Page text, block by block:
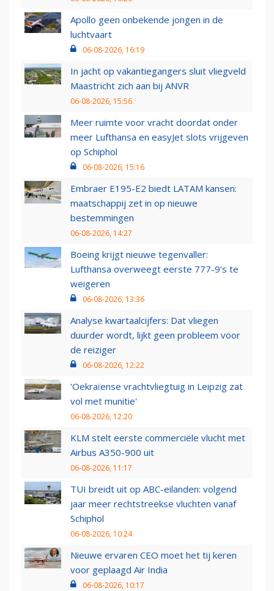
Apollo geen onbekende jongen in de
luchtvaart
06-08-2026, 16:19
In jacht op vakantiegangers sluit vliegveld
Maastricht zich aan bij ANVR
06-08-2026, 15:56
Meer ruimte voor vracht doordat onder
meer Lufthansa en easyJet slots vrijgeven
op Schiphol
06-08-2026, 15:16
Embraer E195-E2 biedt LATAM kansen:
maatschappij zet in op nieuwe
bestemmingen
06-08-2026, 14:27
Boeing krijgt nieuwe tegenvaller:
Lufthansa overweegt eerste 777-9’s te
weigeren
06-08-2026, 13:36
Analyse kwartaalcijfers: Dat vliegen
duurder wordt, lijkt geen probleem voor
de reiziger
06-08-2026, 12:22
'Oekraïense vrachtvliegtuig in Leipzig zat
vol met munitie'
06-08-2026, 12:20
KLM stelt eerste commerciële vlucht met
Airbus A350-900 uit
06-08-2026, 11:17
TUI breidt uit op ABC-eilanden: volgend
jaar meer rechtstreekse vluchten vanaf
Schiphol
06-08-2026, 10:24
Nieuwe ervaren CEO moet het tij keren
voor geplaagd Air India
06-08-2026, 10:17